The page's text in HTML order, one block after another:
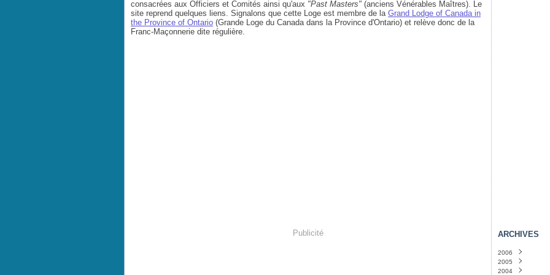
consacrées aux Officiers et Comités ainsi qu'aux "Past Masters" (anciens Vénérables Maîtres). Le
site reprend quelques liens. Signalons que cette Loge est membre de la Grand Lodge of Canada in
the Province of Ontario (Grande Loge du Canada dans la Province d'Ontario) et relève donc de la
Franc-Maçonnerie dite régulière.
Publicité ARCHIVES
2006
Novembre
Octobre
2005
Décembre
2004